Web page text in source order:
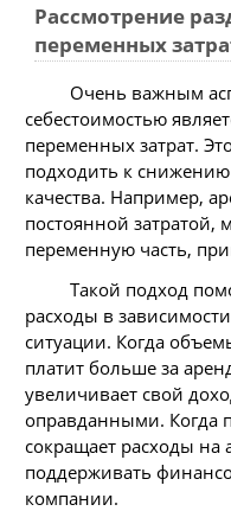
Рассмотрение
переменных
Очень важным
себестоимостью
переменных затрат.
подходить к
качества. Например,
постоянной затратой,
переменную часть,
Такой подход
расходы в
ситуации. Когда
платит больше за
увеличивает свой
оправданными. Когда
сокращает расходы на
поддерживать
компании.